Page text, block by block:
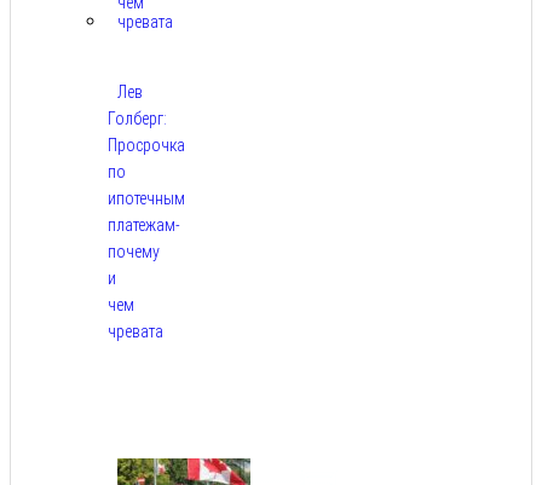
Лев
Голберг:
Просрочка
по
ипотечным
платежам-
почему
и
чем
чревата